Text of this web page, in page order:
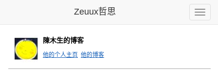
Toggle
Zeuux哲思
陳木生的博客
他的个人主页 他的博客